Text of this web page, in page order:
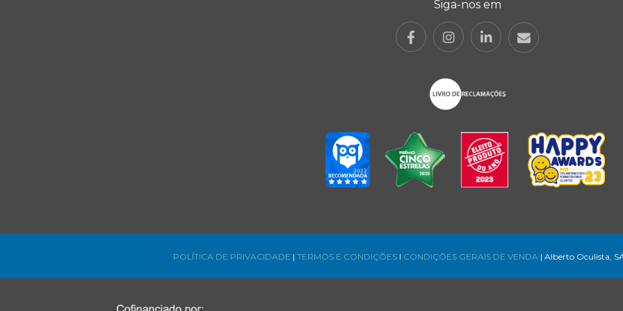
Siga-nos em
POLÍTICA DE PRIVACIDADE | TERMOS E CONDIÇÕES l CONDIÇÕES GERAIS DE VENDA | Alberto Oculista,